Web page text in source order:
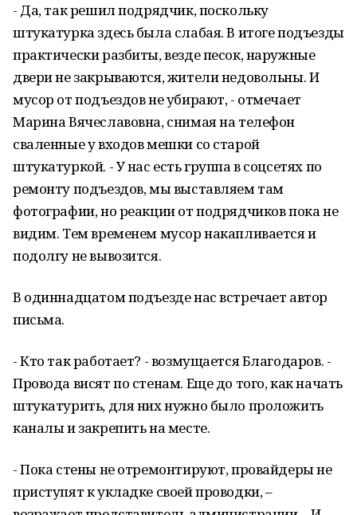
- Да, так решил подрядчик, поскольку
штукатурка здесь была слабая. В итоге подъезды
практически разбиты, везде песок, наружные
двери не закрываются, жители недовольны. И
мусор от подъездов не убирают, - отмечает
Марина Вячеславовна, снимая на телефон
сваленные у входов мешки со старой
штукатуркой. - У нас есть группа в соцсетях по
ремонту подъездов, мы выставляем там
фотографии, но реакции от подрядчиков пока не
видим. Тем временем мусор накапливается и
подолгу не вывозится.
В одиннадцатом подъезде нас встречает автор
письма.
- Кто так работает? - возмущается Благодаров. -
Провода висят по стенам. Еще до того, как начать
штукатурить, для них нужно было проложить
каналы и закрепить на месте.
- Пока стены не отремонтируют, провайдеры не
приступят к укладке своей проводки, –